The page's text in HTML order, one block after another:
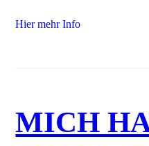
Hier mehr Info
MICH